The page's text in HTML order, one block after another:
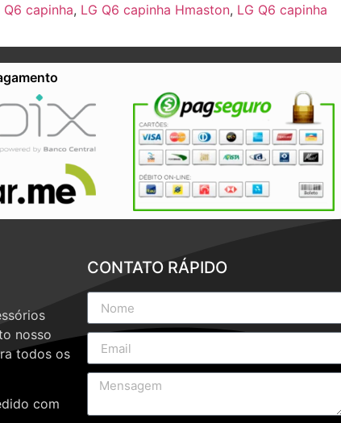
Q6 capinha, LG Q6 capinha Hmaston, LG Q6 capinha
nosso
todos os
com
CONTATO RÁPIDO